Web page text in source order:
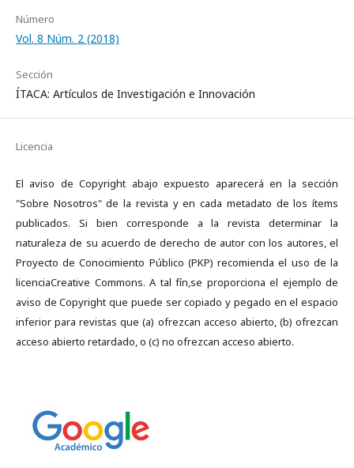
Número
Vol. 8 Núm. 2 (2018)
Sección
ÍTACA: Artículos de Investigación e Innovación
Licencia
El aviso de Copyright abajo expuesto aparecerá en la sección
"Sobre Nosotros" de la revista y en cada metadato de los ítems
publicados. Si bien corresponde a la revista determinar la
naturaleza de su acuerdo de derecho de autor con los autores, el
Proyecto de Conocimiento Público (PKP) recomienda el uso de la
licenciaCreative Commons. A tal fín,se proporciona el ejemplo de
aviso de Copyright que puede ser copiado y pegado en el espacio
inferior para revistas que (a) ofrezcan acceso abierto, (b) ofrezcan
acceso abierto retardado, o (c) no ofrezcan acceso abierto.